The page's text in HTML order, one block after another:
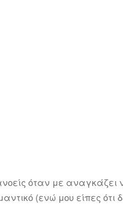
όταν με
(ενώ μου είπες